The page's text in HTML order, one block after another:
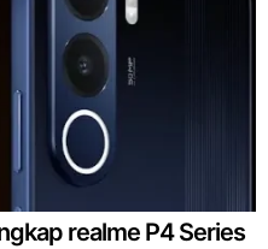
realme P4 Series